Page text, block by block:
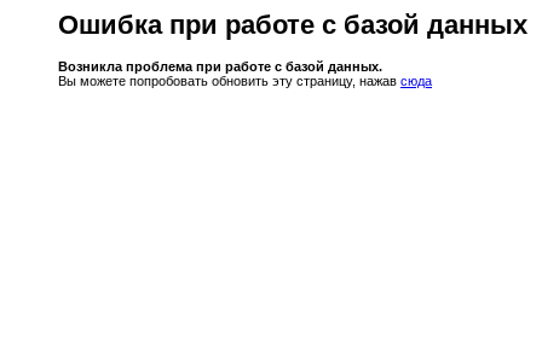
Ошибка при работе с базой данных
Возникла проблема при работе с базой данных.
Вы можете попробовать обновить эту страницу, нажав сюда